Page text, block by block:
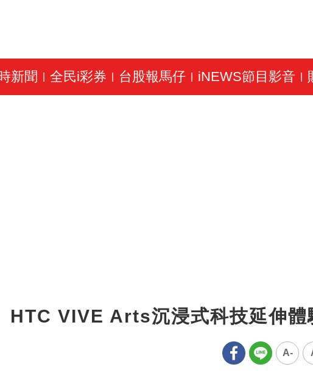
新聞 全民i彩券 台股報馬仔| iNEWS節目影音
VIVE Arts沉浸式科技延伸體
A-